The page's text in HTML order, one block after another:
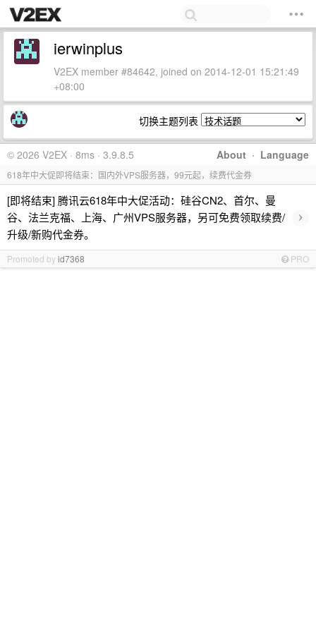
ierwinplus
V2EX member #84642, joined on 2014-12-01 15:21:49
+08:00
切换主题列表
About · Language
© 2026 V2EX · 8ms · 3.9.8.5
618年中大促即将结束：国内外VPS服务器，99元起，续费代金券
[即将结束] 腾讯云618年中大促活动：硅谷CN2、首尔、曼
谷、法兰克福、上海、广州VPS服务器，另可免费领取续费/
升级/新购代金券。
›
Promoted byid7368 PRO